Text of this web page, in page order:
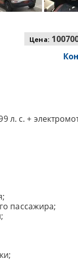
Цена:
л. с. +
пассажира;